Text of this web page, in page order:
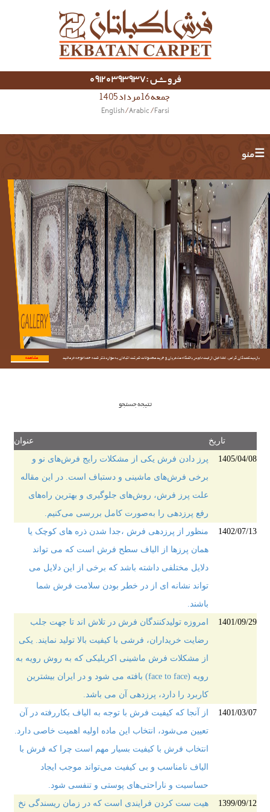
فروش :09120393937
جمعه 16 مرداد 1405
English/ Arabic / Farsi
☰ منو
بازدیدکنندگان گرامی؛ لطفا قبل از ثبت نام در باشگاه مشتریان و خرید محصولات شرکت اکباتان به موارد ذکر شده حتما توجه فرمائید. مشاهده...
تتیجه جستجو
تاریخ
عنوان
1405/04/08
پرز دادن فرش یکی از مشکلات رایج فرش‌های نو و
برخی فرش‌های ماشینی و دستباف است. در این مقاله
علت پرز فرش، روش‌های جلوگیری و بهترین راه‌های
رفع پرزدهی را به‌صورت کامل بررسی می‌کنیم.
1402/07/13
منظور از پرزدهی فرش ،جدا شدن ذره های کوچک یا
همان پرزها از الیاف سطح فرش است که می تواند
دلایل مختلفی داشته باشد که برخی از این دلایل می
تواند نشانه ای از در خطر بودن سلامت فرش شما
باشند.
1401/09/29
امروزه تولیدکنندگان فرش در تلاش اند تا جهت جلب
رضایت خریداران، فرشی با کیفیت بالا تولید نمایند. یکی
از مشکلات فرش ماشینی اکریلیکی که به روش رویه به
رویه‏‎ ‎‏(‏face to face‏) بافته می شود و در ایران بیشترین
کاربرد را دارد، پرزدهی آن می باشد.
1401/03/07
از آنجا که کیفیت فرش با توجه به الیاف بکاررفته در آن
تعیین می‌شود، انتخاب این ماده اولیه اهمیت خاصی دارد.
انتخاب فرش با کیفیت بسیار مهم است چرا که فرش با
الیاف نامناسب و بی کیفیت می‌تواند موجب ایجاد
حساسیت و ناراحتی‌های پوستی و تنفسی شود.
1399/09/12
هیت ست کردن فرایندی است که در زمان ریسندگی نخ